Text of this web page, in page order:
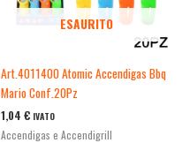
ESAURITO
Art.4011400 Atomic Accendigas Bbq
Mario Conf.20Pz
1,04 € IVATO
Accendigas e Accendigrill